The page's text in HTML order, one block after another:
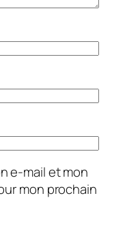
e-mail et mon
mon prochain